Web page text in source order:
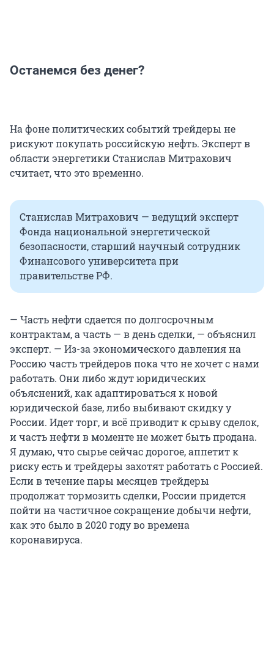
Останемся без денег?
На фоне политических событий трейдеры не
рискуют покупать российскую нефть. Эксперт в
области энергетики Станислав Митрахович
считает, что это временно.
Станислав Митрахович — ведущий эксперт
Фонда национальной энергетической
безопасности, старший научный сотрудник
Финансового университета при
правительстве РФ.
— Часть нефти сдается по долгосрочным
контрактам, а часть — в день сделки, — объяснил
эксперт. — Из-за экономического давления на
Россию часть трейдеров пока что не хочет с нами
работать. Они либо ждут юридических
объяснений, как адаптироваться к новой
юридической базе, либо выбивают скидку у
России. Идет торг, и всё приводит к срыву сделок,
и часть нефти в моменте не может быть продана.
Я думаю, что сырье сейчас дорогое, аппетит к
риску есть и трейдеры захотят работать с Россией.
Если в течение пары месяцев трейдеры
продолжат тормозить сделки, России придется
пойти на частичное сокращение добычи нефти,
как это было в 2020 году во времена
коронавируса.